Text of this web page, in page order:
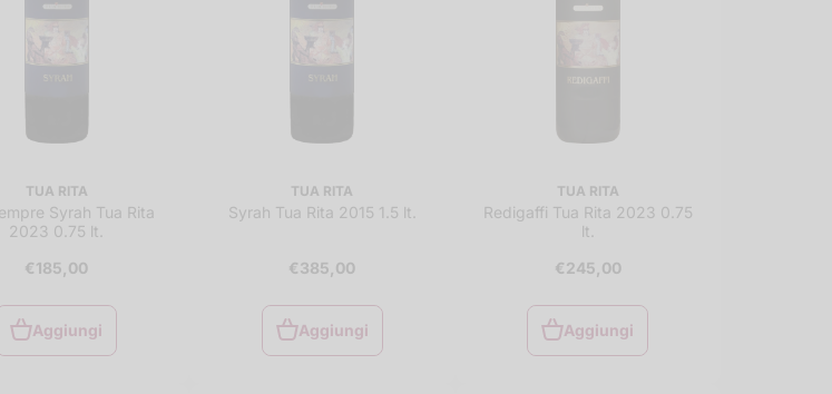
TUA RITA
Syrah Tua Rita
2023 0.75 lt.
€185,00
Aggiungi
Aggiungi
TUA RITA
Syrah Tua Rita 2015 1.5 lt.
€385,00
Aggiungi
Aggiungi
TUA RITA
Redigaffi Tua Rita 2023 0.75
lt.
€245,00
Aggiungi
Aggiungi